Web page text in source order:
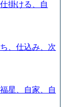
掛ける、自
、仕込み、次
星、自家、自